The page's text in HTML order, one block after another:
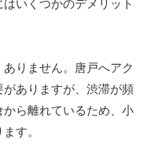
いくつかのデメリット
りません。唐戸へアク
ありますが、渋滞が頻
ら離れているため、小
す。